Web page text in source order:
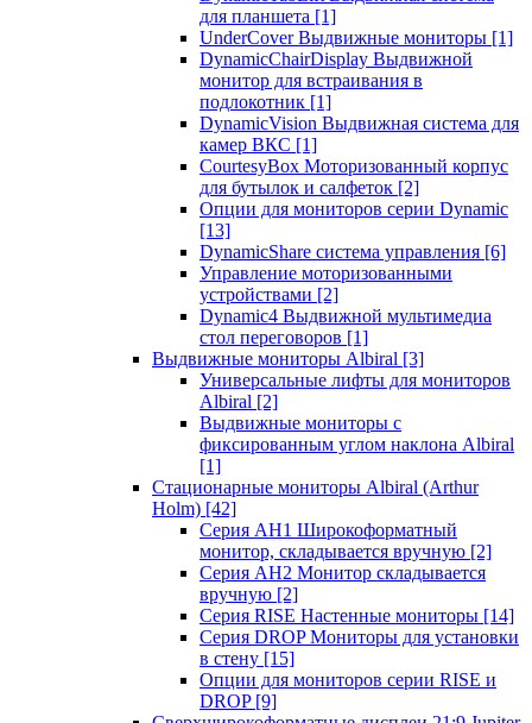
для планшета [1]
UnderCover Выдвижные мониторы [1]
DynamicChairDisplay Выдвижной
монитор для встраивания в
подлокотник [1]
DynamicVision Выдвижная система для
камер ВКС [1]
CourtesyBox Моторизованный корпус
для бутылок и салфеток [2]
Опции для мониторов серии Dynamic
[13]
DynamicShare система управления [6]
Управление моторизованными
устройствами [2]
Dynamic4 Выдвижной мультимедиа
стол переговоров [1]
Выдвижные мониторы Albiral [3]
Универсальные лифты для мониторов
Albiral [2]
Выдвижные мониторы с
фиксированным углом наклона Albiral
[1]
Стационарные мониторы Albiral (Arthur
Holm) [42]
Серия AH1 Широкоформатный
монитор, складывается вручную [2]
Серия AH2 Монитор складывается
вручную [2]
Серия RISE Настенные мониторы [14]
Серия DROP Мониторы для установки
в стену [15]
Опции для мониторов серии RISE и
DROP [9]